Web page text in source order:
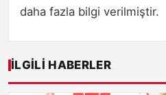
daha fazla bilgi verilmiştir.
İLGILI HABERLER